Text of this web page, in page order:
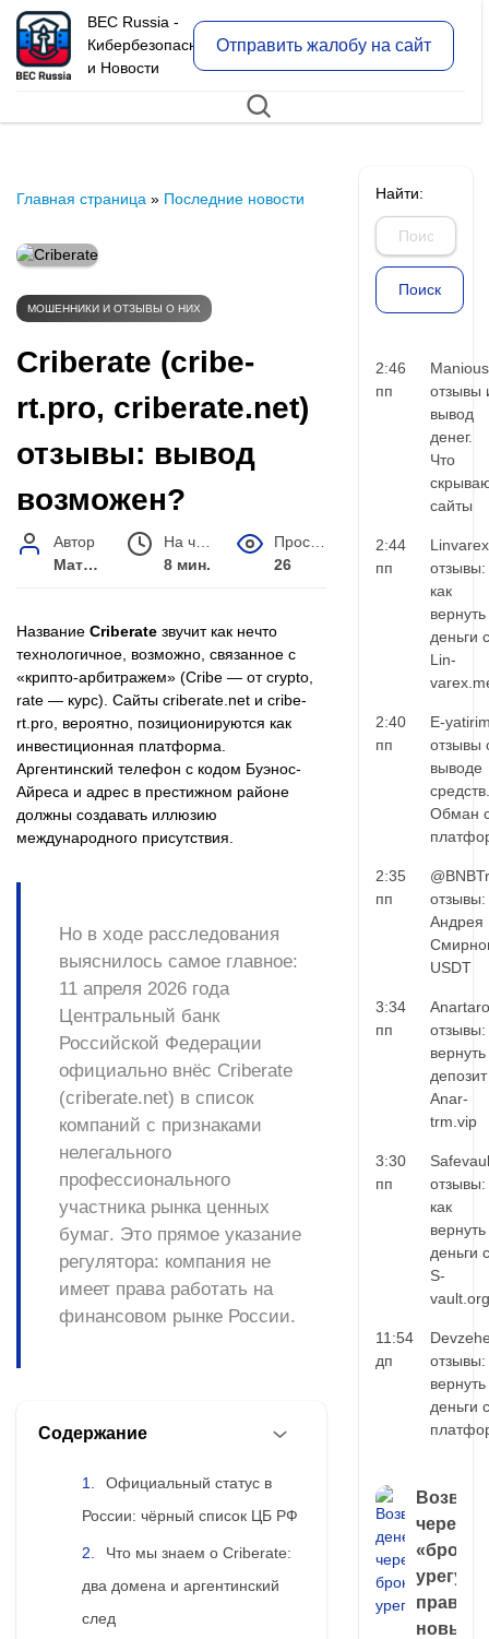
BEC Russia -
Кибербезопасность
и Новости
Отправить жалобу на сайт
Главная страница » Последние новости
МОШЕННИКИ И ОТЗЫВЫ О НИХ
Criberate (cribe-
rt.pro, criberate.net)
отзывы: вывод
возможен?
Автор
Матвей Иванов
8 мин.
26
Название Criberate звучит как нечто
технологичное, возможно, связанное с
«крипто-арбитражем» (Cribe — от crypto,
rate — курс). Сайты criberate.net и cribe-
rt.pro, вероятно, позиционируются как
инвестиционная платформа.
Аргентинский телефон с кодом Буэнос-
Айреса и адрес в престижном районе
должны создавать иллюзию
международного присутствия.
Но в ходе расследования
выяснилось самое главное:
11 апреля 2026 года
Центральный банк
Российской Федерации
официально внёс Criberate
(criberate.net) в список
компаний с признаками
нелегального
профессионального
участника рынка ценных
бумаг. Это прямое указание
регулятора: компания не
имеет права работать на
финансовом рынке России.
Содержание
Официальный статус в
России: чёрный список ЦБ РФ
Что мы знаем о Criberate:
два домена и аргентинский
след
Найти:
2:46
пп
Manious
отзывы
вывод
денег.
Что
сайты
2:44
пп
Linvarex
отзывы:
как
вернуть
деньги с
Lin-
2:40
пп
E-
отзывы
выводе
средств.
Обман
2:35
пп
Андрея
USDT
3:34
пп
отзывы:
вернуть
Anar-
trm.vip
3:30
пп
отзывы:
как
вернуть
деньги с
S-
vault.org
11:54
дп
отзывы:
вернуть
деньги с
через
правда
новый